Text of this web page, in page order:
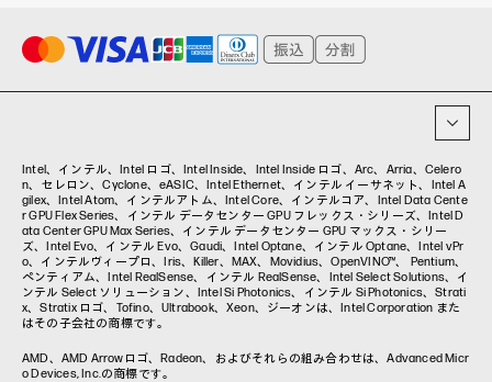
プリンター
タグ一覧
Intel、インテル、Intel ロゴ、Intel Inside、Intel Inside ロゴ、Arc、Arria、Celero
n、セレロン、Cyclone、eASIC、Intel Ethernet、インテル イーサネット、Intel A
gilex、Intel Atom、インテルアトム、Intel Core、インテルコア、Intel Data Cente
r GPU Flex Series、インテル データセンター GPU フレックス・シリーズ、Intel D
ata Center GPU Max Series、インテル データセンター GPU マックス・シリー
ズ、Intel Evo、インテル Evo、Gaudi、Intel Optane、インテル Optane、Intel vPr
o、インテルヴィープロ、Iris、Killer、MAX、Movidius、OpenVINO™、 Pentium、
ペンティアム、Intel RealSense、インテル RealSense、Intel Select Solutions、イ
ンテル Select ソリューション、Intel Si Photonics、インテル Si Photonics、Strati
x、Stratix ロゴ、Tofino、Ultrabook、Xeon、ジーオンは、Intel Corporation また
はその子会社の商標です。
AMD、AMD Arrowロゴ、Radeon、およびそれらの組み合わせは、Advanced Micr
o Devices, Inc.の商標です。